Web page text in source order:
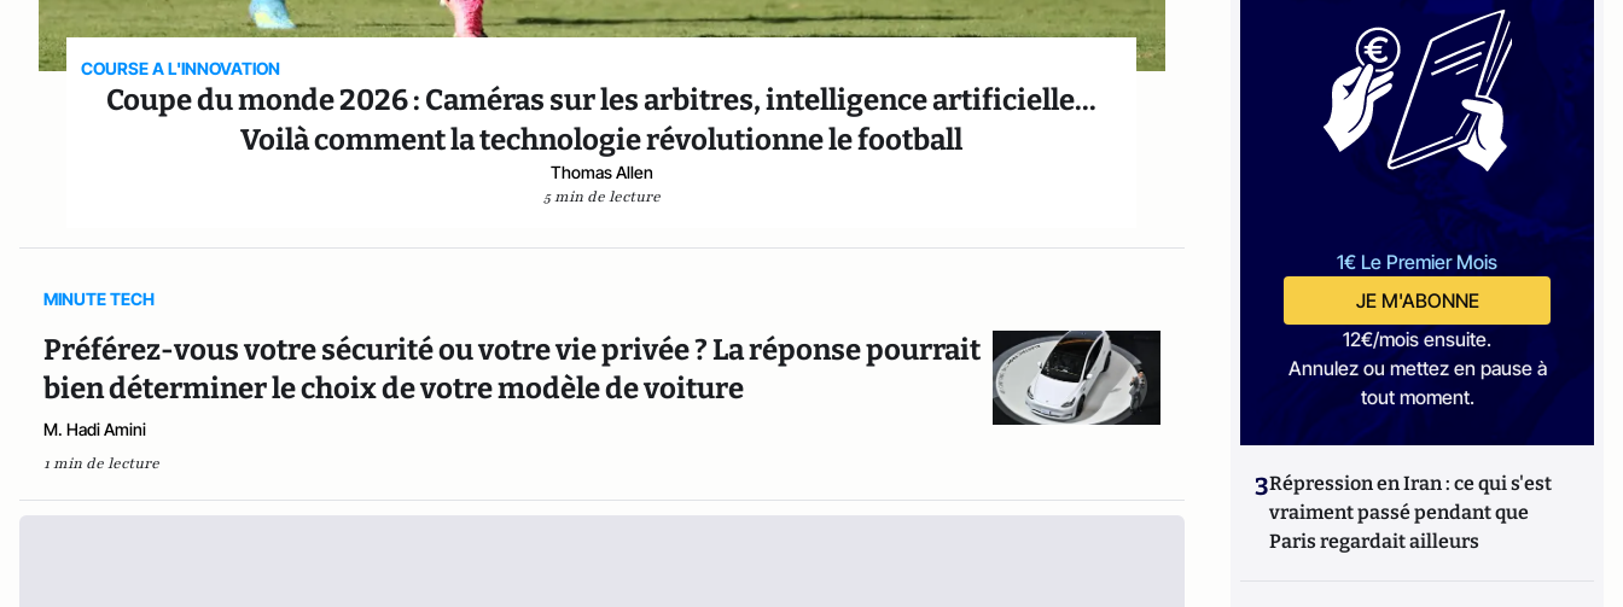
COURSE A L'INNOVATION
Coupe du monde 2026 : Caméras sur les arbitres, intelligence artificielle...
Voilà comment la technologie révolutionne le football
Thomas Allen
5 min de lecture
MINUTE TECH
Préférez-vous votre sécurité ou votre vie privée ? La réponse pourrait
bien déterminer le choix de votre modèle de voiture
M. Hadi Amini
1 min de lecture
1€ Le Premier Mois
JE M'ABONNE
12€/mois ensuite.
Annulez ou mettez en pause à
tout moment.
3Répression en Iran : ce qui s'est
vraiment passé pendant que
Paris regardait ailleurs